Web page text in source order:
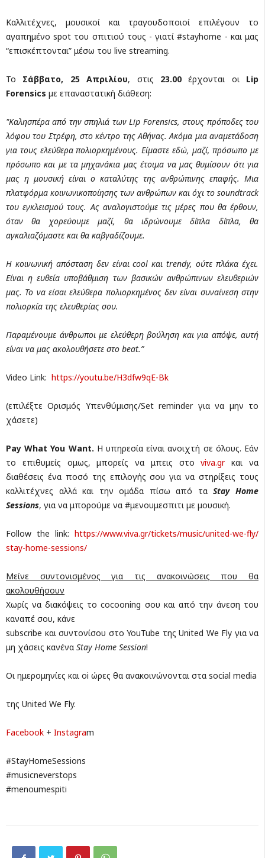
Καλλιτέχνες, μουσικοί και τραγουδοποιοί επιλέγουν το
αγαπημένο spot του σπιτιού τους - γιατί #stayhome - και μας
“επισκέπτονται” μέσω του live streaming.
Το Σάββατο, 25 Απριλίου, στις 23.00έρχονται οι Lip
Forensics με επαναστατική διάθεση:
"Καλησπέρα από την σπηλιά των Lip Forensics, στους πρόποδες του
λόφου του Στρέφη, στο κέντρο της Αθήνας. Ακόμα μια αναμετάδοση
για τους ελεύθερα πολιορκημένους. Είμαστε εδώ, μαζί, πρόσωπο με
πρόσωπο και με τα μηχανάκια μας έτοιμα να μας θυμίσουν ότι για
μας η μουσική είναι ο καταλύτης της ανθρώπινης επαφής. Μια
πλατφόρμα κοινωνικοποίησης των ανθρώπων και όχι το soundtrack
του εγκλεισμού τους. Ας αναλογιστούμε τις μέρες που θα έρθουν,
όταν θα χορεύουμε μαζί, θα ιδρώνουμε δίπλα δίπλα, θα
αγκαλιαζόμαστε και θα καβγαδίζουμε.
Η κοινωνική απόσταση δεν είναι cool και trendy, ούτε πλάκα έχει.
Είναι η ευθεία υποβάθμιση των βασικών ανθρώπινων ελευθεριών
μας. Το να είσαι ελεύθερα πολιορκημένος δεν είναι συναίνεση στην
πολιορκία της ελευθερίας σου.
Παραμένουμε άνθρωποι με ελεύθερη βούληση και για απόψε, αυτή
είναι να μας ακολουθήσετε στο beat.”
Video Link: https://youtu.be/H3dfw9qE-Bk
(επιλέξτε Ορισμός Υπενθύμισης/Set reminder για να μην το
χάσετε)
Pay What You Want. Η υπηρεσία είναι ανοιχτή σε όλους. Εάν
το επιθυμείς ομως, μπορείς να μπεις στοviva.grκαι να
διαθέσεις ένα ποσό της επιλογής σου για να στηρίξεις τους
καλλιτέχνες αλλά και την ομάδα πίσω από ταStay Home
Sessions, για να μπορούμε να #μενουμεσπιτι με μουσική.
Follow the link: https://www.viva.gr/tickets/music/united-we-fly/
stay-home-sessions/
Mείνε συντονισμένος για τις ανακοινώσεις που θα
ακολουθήσουν
Χωρίς να διακόψεις το cocooning σου και από την άνεση του
καναπέ σου, κάνε
subscribe και συντονίσου στο YouTube της United We Fly για να
μη χάσεις κανένα Stay Home Session!
Οι ημερομηνίες και oi ώρες θα ανακοινώνονται στα social media
της United We Fly.
Facebook + Instagram
#StayHomeSessions
#musicneverstops
#menoumespiti